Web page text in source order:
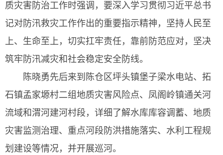
质灾害防治工作时强调，要深入学习贯彻习近平总书
记对防汛救灾工作作出的重要指示精神，坚持人民至
上、生命至上，切实扛牢责任，靠前防范应对，坚决
筑牢防汛减灾和社会稳定安全防线。
陈晓勇先后来到陈仓区坪头镇堡子梁水电站、拓
石镇孟家塬村二组地质灾害风险点、凤阁岭镇通关河
流域和渭河建河村段，详细了解水库库容调蓄、地质
灾害监测治理、重点河段防洪措施落实、水利工程规
划建设等情况，并开展巡河。